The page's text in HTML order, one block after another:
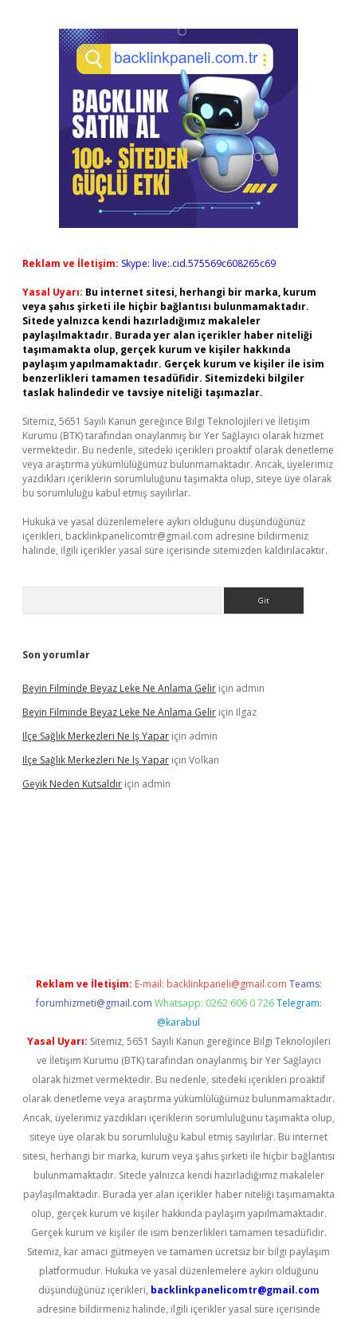
Reklam ve İletişim: Skype: live:.cid.575569c608265c69
Yasal Uyarı: Bu internet sitesi, herhangi bir marka, kurum
veya şahıs şirketi ile hiçbir bağlantısı bulunmamaktadır.
Sitede yalnızca kendi hazırladığımız makaleler
paylaşılmaktadır. Burada yer alan içerikler haber niteliği
taşımamakta olup, gerçek kurum ve kişiler hakkında
paylaşım yapılmamaktadır. Gerçek kurum ve kişiler ile isim
benzerlikleri tamamen tesadüfidir. Sitemizdeki bilgiler
taslak halindedir ve tavsiye niteliği taşımazlar.
Sitemiz, 5651 Sayılı Kanun gereğince Bilgi Teknolojileri ve İletişim
Kurumu (BTK) tarafından onaylanmış bir Yer Sağlayıcı olarak hizmet
vermektedir. Bu nedenle, sitedeki içerikleri proaktif olarak denetleme
veya araştırma yükümlülüğümüz bulunmamaktadır. Ancak, üyelerimiz
yazdıkları içeriklerin sorumluluğunu taşımakta olup, siteye üye olarak
bu sorumluluğu kabul etmiş sayılırlar.
Hukuka ve yasal düzenlemelere aykırı olduğunu düşündüğünüz
içerikleri, backlinkpanelicomtr@gmail.com adresine bildirmeniz
halinde, ilgili içerikler yasal süre içerisinde sitemizden kaldırılacaktır.
Son yorumlar
Beyin Filminde Beyaz Leke Ne Anlama Gelir için admin
Beyin Filminde Beyaz Leke Ne Anlama Gelir için Ilgaz
Ilçe Sağlık Merkezleri Ne Iş Yapar için admin
Ilçe Sağlık Merkezleri Ne Iş Yapar için Volkan
Geyik Neden Kutsaldır için admin
Reklam ve İletişim: E-mail: backlinkpaneli@gmail.com Teams:
forumhizmeti@gmail.com Whatsapp: 0262 606 0 726 Telegram:
@karabul
Yasal Uyarı: Sitemiz, 5651 Sayılı Kanun gereğince Bilgi Teknolojileri
ve İletişim Kurumu (BTK) tarafından onaylanmış bir Yer Sağlayıcı
olarak hizmet vermektedir. Bu nedenle, sitedeki içerikleri proaktif
olarak denetleme veya araştırma yükümlülüğümüz bulunmamaktadır.
Ancak, üyelerimiz yazdıkları içeriklerin sorumluluğunu taşımakta olup,
siteye üye olarak bu sorumluluğu kabul etmiş sayılırlar. Bu internet
sitesi, herhangi bir marka, kurum veya şahıs şirketi ile hiçbir bağlantısı
bulunmamaktadır. Sitede yalnızca kendi hazırladığımız makaleler
paylaşılmaktadır. Burada yer alan içerikler haber niteliği taşımamakta
olup, gerçek kurum ve kişiler hakkında paylaşım yapılmamaktadır.
Gerçek kurum ve kişiler ile isim benzerlikleri tamamen tesadüfidir.
Sitemiz, kar amacı gütmeyen ve tamamen ücretsiz bir bilgi paylaşım
platformudur. Hukuka ve yasal düzenlemelere aykırı olduğunu
düşündüğünüz içerikleri, backlinkpanelicomtr@gmail.com
adresine bildirmeniz halinde, ilgili içerikler yasal süre içerisinde